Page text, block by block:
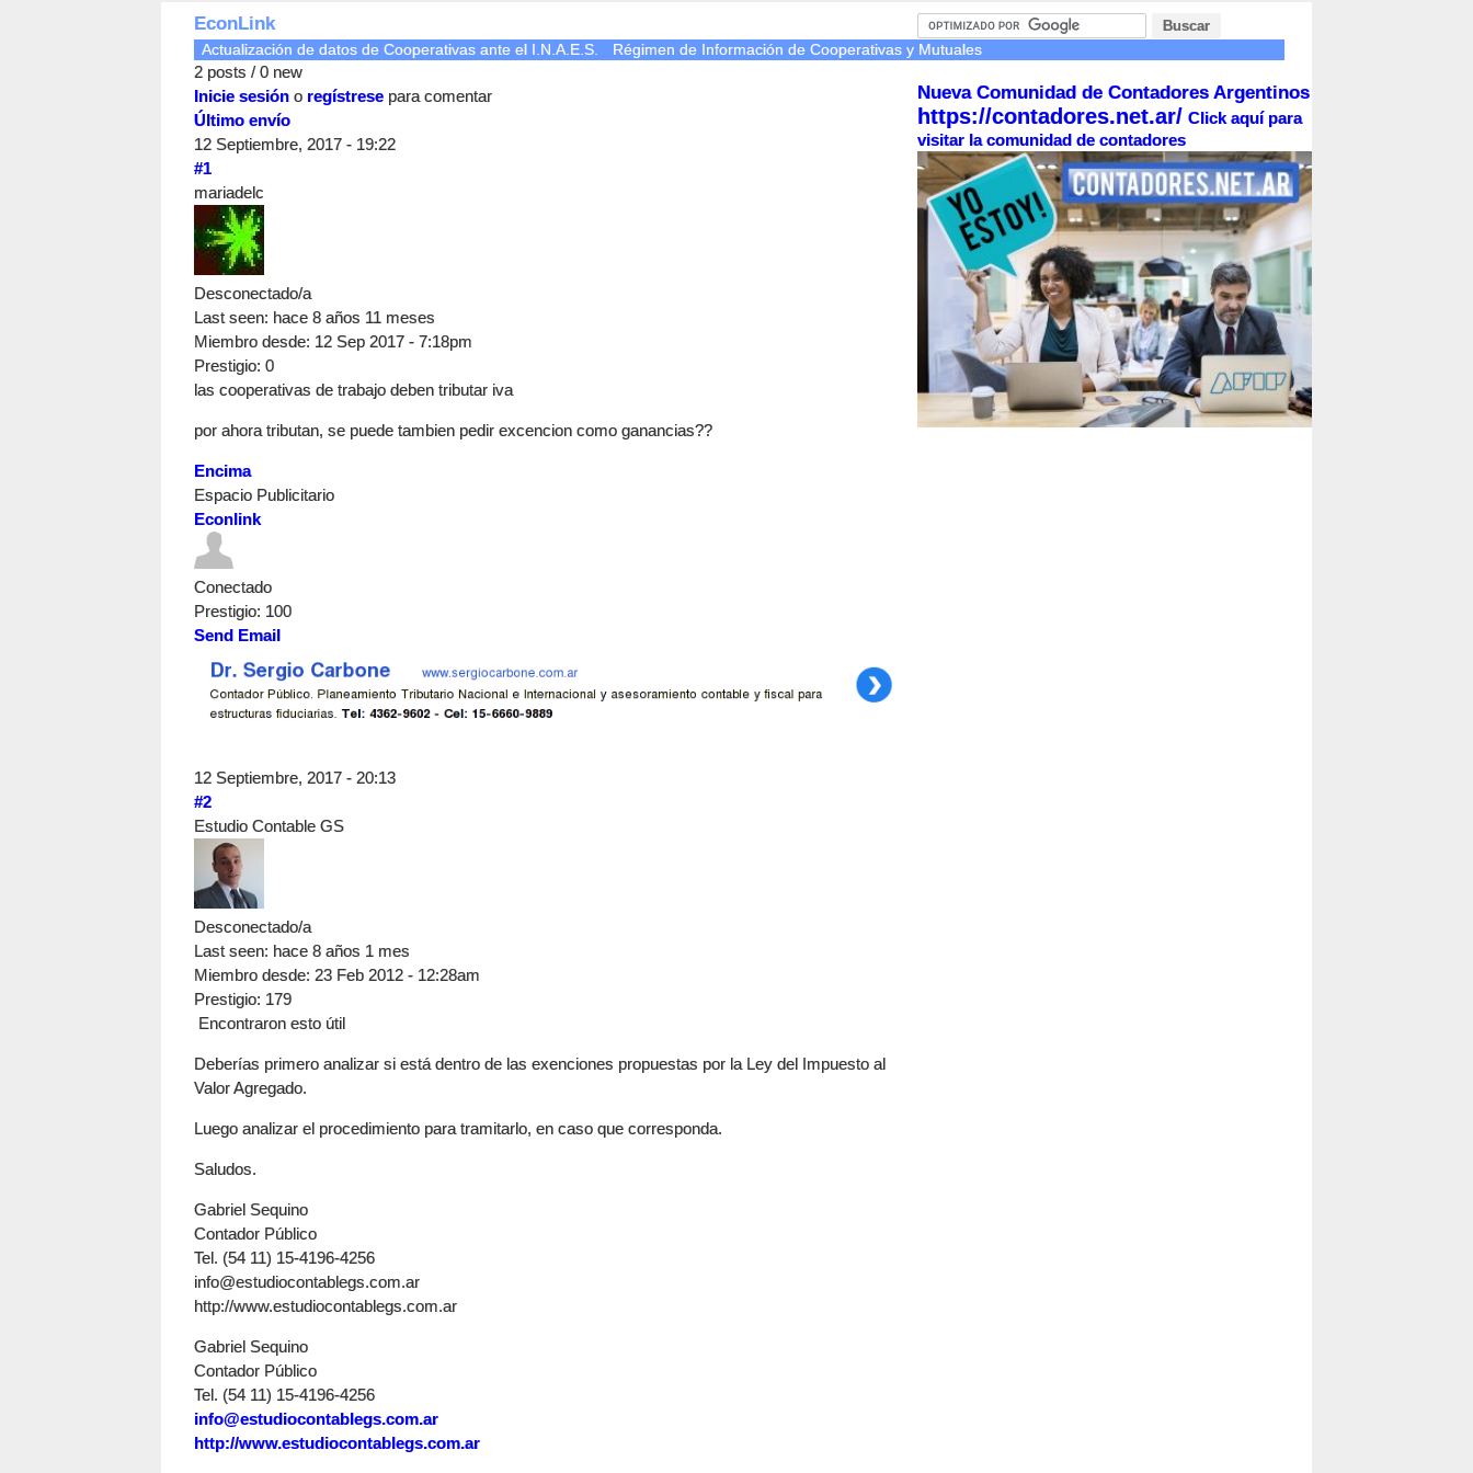
EconLink
Actualización de datos de Cooperativas ante el I.N.A.E.S. Régimen de Información de Cooperativas y Mutuales
2 posts / 0 new
Inicie sesión o regístrese para comentar
Último envío
12 Septiembre, 2017 - 19:22
#1
mariadelc
Desconectado/a
Last seen: hace 8 años 11 meses
Miembro desde: 12 Sep 2017 - 7:18pm
Prestigio: 0
las cooperativas de trabajo deben tributar iva
por ahora tributan, se puede tambien pedir excencion como ganancias??
Encima
Espacio Publicitario
Econlink
Conectado
Prestigio: 100
Send Email
12 Septiembre, 2017 - 20:13
#2
Estudio Contable GS
Desconectado/a
Last seen: hace 8 años 1 mes
Miembro desde: 23 Feb 2012 - 12:28am
Prestigio: 179
Encontraron esto útil
Deberías primero analizar si está dentro de las exenciones propuestas por la Ley del Impuesto al
Valor Agregado.
Luego analizar el procedimiento para tramitarlo, en caso que corresponda.
Saludos.
Gabriel Sequino
Contador Público
Tel. (54 11) 15-4196-4256
info@estudiocontablegs.com.ar
http://www.estudiocontablegs.com.ar
Gabriel Sequino
Contador Público
Tel. (54 11) 15-4196-4256
info@estudiocontablegs.com.ar
http://www.estudiocontablegs.com.ar
Nueva Comunidad de Contadores Argentinos
https://contadores.net.ar/ Click aquí para
visitar la comunidad de contadores